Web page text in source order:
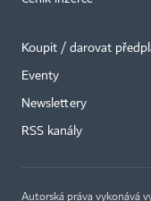
Koupit / darovat
Eventy
Newslettery
RSS kanály
Autorská práva vykonává